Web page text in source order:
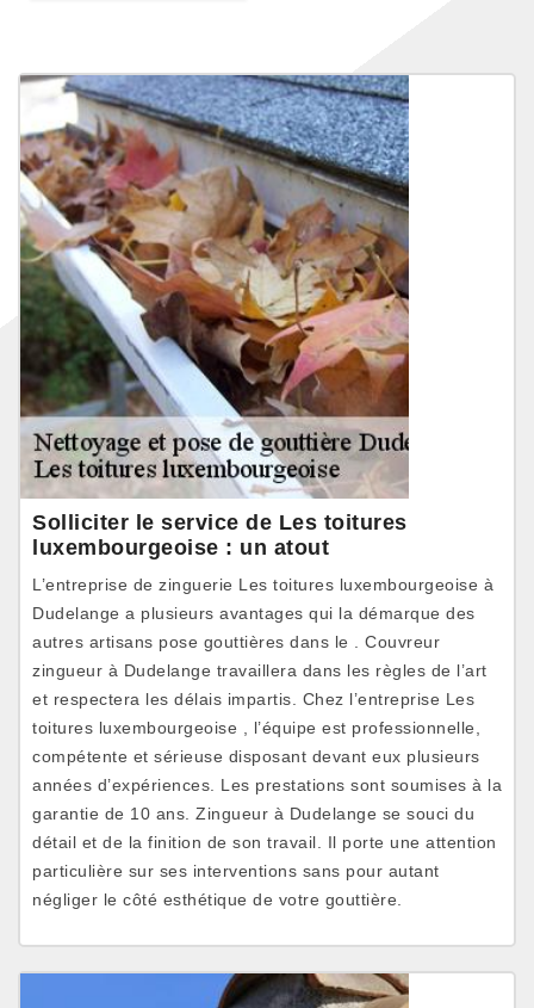
Solliciter le service de Les toitures
luxembourgeoise : un atout
L’entreprise de zinguerie Les toitures luxembourgeoise à
Dudelange a plusieurs avantages qui la démarque des
autres artisans pose gouttières dans le . Couvreur
zingueur à Dudelange travaillera dans les règles de l’art
et respectera les délais impartis. Chez l’entreprise Les
toitures luxembourgeoise , l’équipe est professionnelle,
compétente et sérieuse disposant devant eux plusieurs
années d’expériences. Les prestations sont soumises à la
garantie de 10 ans. Zingueur à Dudelange se souci du
détail et de la finition de son travail. Il porte une attention
particulière sur ses interventions sans pour autant
négliger le côté esthétique de votre gouttière.